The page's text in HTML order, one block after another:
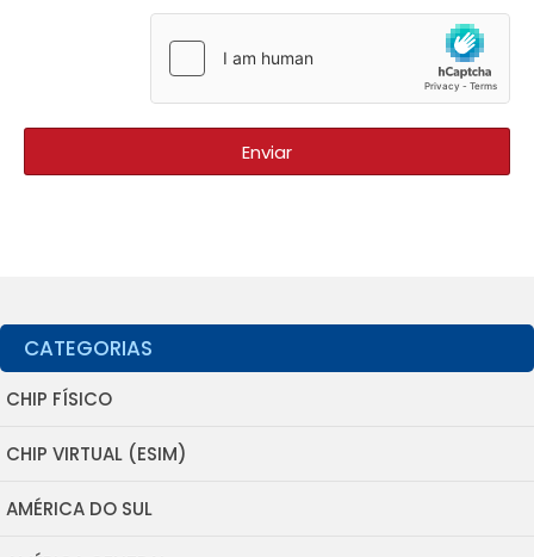
Enviar
CATEGORIAS
CHIP FÍSICO
CHIP VIRTUAL (ESIM)
AMÉRICA DO SUL